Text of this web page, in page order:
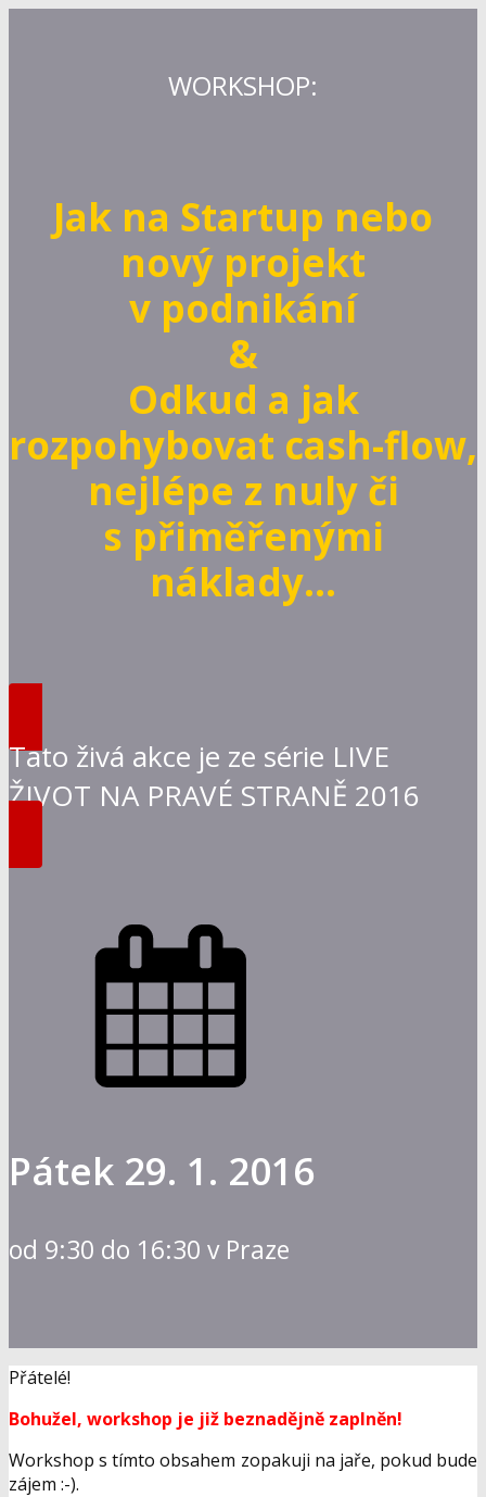
WORKSHOP:
Jak na Startup nebo
nový projekt
v podnikání
&
Odkud a jak
rozpohybovat cash-flow,
nejlépe z nuly či
s přiměřenými
náklady…
Tato živá akce je ze série LIVE
ŽIVOT NA PRAVÉ STRANĚ 2016
Pátek 29. 1. 2016
od 9:30 do 16:30 v Praze
Přátelé!
Bohužel, workshop je již beznadějně zaplněn!
Workshop s tímto obsahem zopakuji na jaře, pokud bude
zájem :-).